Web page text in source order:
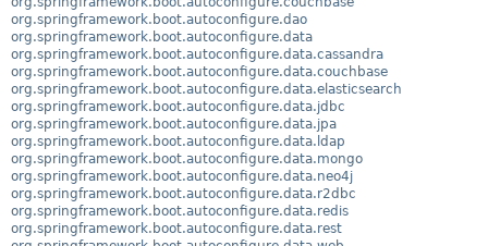
org.springframework.boot.autoconfigure.dao
org.springframework.boot.autoconfigure.data
org.springframework.boot.autoconfigure.data.cassandra
org.springframework.boot.autoconfigure.data.couchbase
org.springframework.boot.autoconfigure.data.elasticsearch
org.springframework.boot.autoconfigure.data.jdbc
org.springframework.boot.autoconfigure.data.jpa
org.springframework.boot.autoconfigure.data.ldap
org.springframework.boot.autoconfigure.data.mongo
org.springframework.boot.autoconfigure.data.neo4j
org.springframework.boot.autoconfigure.data.r2dbc
org.springframework.boot.autoconfigure.data.redis
org.springframework.boot.autoconfigure.data.rest